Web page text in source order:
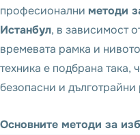
професионални методи
Истанбул, в зависимост
времевата рамка и
техника е подбрана така,
безопасни и дълготрайни
Основните методи за